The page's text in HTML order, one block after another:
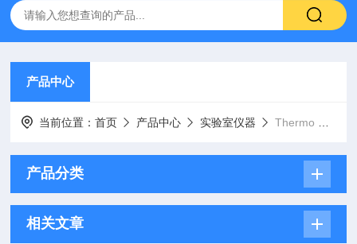
产品中心
当前位置：首页 产品中心 实验室仪器 Thermo 搅拌器 加热板
产品分类
相关文章